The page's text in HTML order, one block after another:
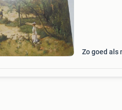
Zo goed als